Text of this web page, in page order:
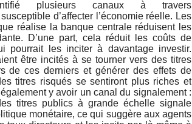
plusieurs canaux à travers
d’affecter l’économie réelle. Les
réalise la banque centrale réduisent les
D’une part, cela réduit les coûts de
pourrait les inciter à davantage investir.
être incités à se tourner vers des titres
de ces derniers et générer des effets de
titres risqués se sentiront plus riches et
y avoir un canal du signalement :
titres publics à grande échelle signale
monétaire, ce qui suggère aux agents